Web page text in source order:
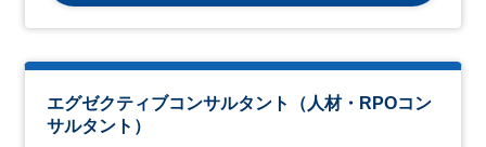
エグゼクティブコンサルタント（人材・RPOコン
サルタント）